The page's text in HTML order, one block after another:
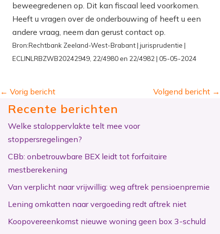
beweegredenen op. Dit kan fiscaal leed voorkomen.
Heeft u vragen over de onderbouwing of heeft u een
andere vraag, neem dan gerust contact op.
Bron:Rechtbank Zeeland-West-Brabant | jurisprudentie |
ECLINLRBZWB20242949, 22/4980 en 22/4982 | 05-05-2024
← Vorig bericht Volgend bericht →
Recente berichten
Welke staloppervlakte telt mee voor
stoppersregelingen?
CBb: onbetrouwbare BEX leidt tot forfaitaire
mestberekening
Van verplicht naar vrijwillig: weg aftrek pensioenpremie
Lening omkatten naar vergoeding redt aftrek niet
Koopovereenkomst nieuwe woning geen box 3-schuld